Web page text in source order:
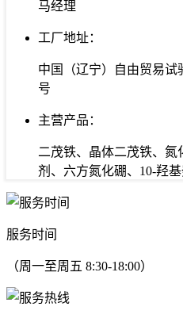
马经理
工厂地址：
中国（辽宁）自由贸易试
号
主营产品：
二茂铁、晶体二茂铁、氮
剂、六方氮化硼、10-羟
服务时间
（周一至周五 8:30-18:00）